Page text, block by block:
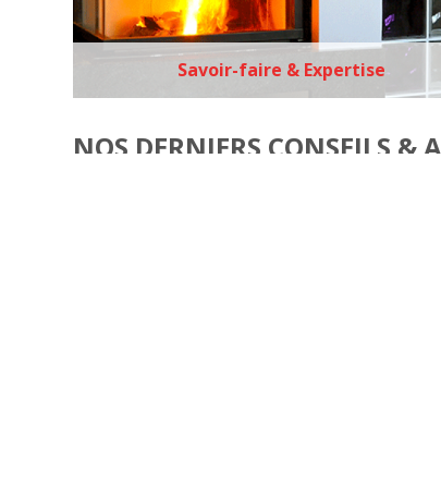
Savoir-faire & Expertise
NOS DERNIERS CONSEILS &